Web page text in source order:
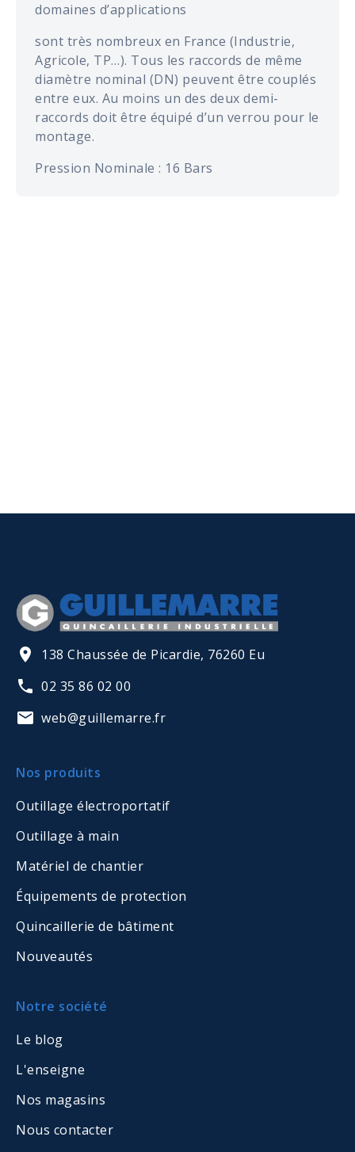
domaines d’applications
sont très nombreux en France (Industrie,
Agricole, TP…). Tous les raccords de même
diamètre nominal (DN) peuvent être couplés
entre eux. Au moins un des deux demi-
raccords doit être équipé d’un verrou pour le
montage.
Pression Nominale : 16 Bars
138 Chaussée de Picardie, 76260 Eu
02 35 86 02 00
web@guillemarre.fr
Nos produits
Outillage électroportatif
Outillage à main
Matériel de chantier
Équipements de protection
Quincaillerie de bâtiment
Nouveautés
Notre société
Le blog
L'enseigne
Nos magasins
Nous contacter